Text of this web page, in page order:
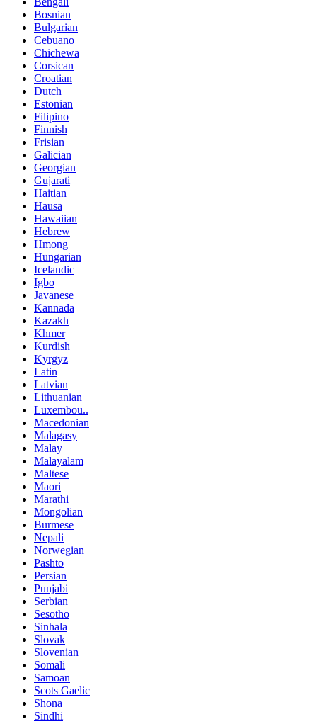
Bosnian
Bulgarian
Cebuano
Chichewa
Corsican
Croatian
Dutch
Estonian
Filipino
Finnish
Frisian
Galician
Georgian
Gujarati
Haitian
Hausa
Hawaiian
Hebrew
Hmong
Hungarian
Icelandic
Igbo
Javanese
Kannada
Kazakh
Khmer
Kurdish
Kyrgyz
Latin
Latvian
Lithuanian
Luxembou..
Macedonian
Malagasy
Malay
Malayalam
Maltese
Maori
Marathi
Mongolian
Burmese
Nepali
Norwegian
Pashto
Persian
Punjabi
Serbian
Sesotho
Sinhala
Slovak
Slovenian
Somali
Samoan
Scots Gaelic
Shona
Sindhi